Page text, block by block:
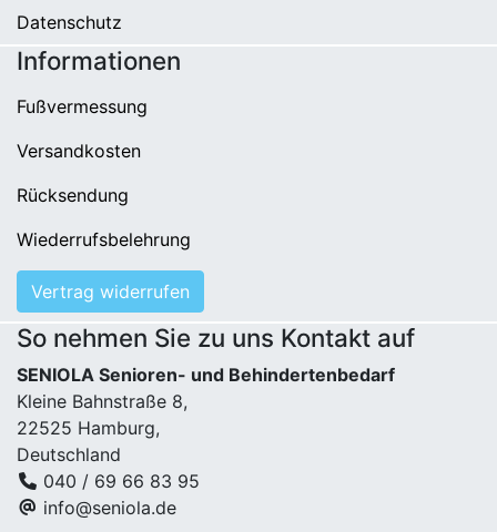
Datenschutz
Informationen
Fußvermessung
Versandkosten
Rücksendung
Wiederrufsbelehrung
Vertrag widerrufen
So nehmen Sie zu uns Kontakt auf
SENIOLA Senioren- und Behindertenbedarf
Kleine Bahnstraße 8,
22525 Hamburg,
Deutschland
040 / 69 66 83 95
info@seniola.de